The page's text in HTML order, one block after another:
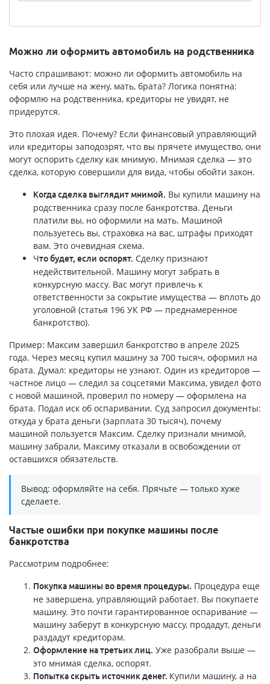
Можно ли оформить автомобиль на родственника
Часто спрашивают: можно ли оформить автомобиль на
себя или лучше на жену, мать, брата? Логика понятна:
оформлю на родственника, кредиторы не увидят, не
придерутся.
Это плохая идея. Почему? Если финансовый управляющий
или кредиторы заподозрят, что вы прячете имущество, они
могут оспорить сделку как мнимую. Мнимая сделка — это
сделка, которую совершили для вида, чтобы обойти закон.
Когда сделка выглядит мнимой. Вы купили машину на
родственника сразу после банкротства. Деньги
платили вы, но оформили на мать. Машиной
пользуетесь вы, страховка на вас, штрафы приходят
вам. Это очевидная схема.
Что будет, если оспорят. Сделку признают
недействительной. Машину могут забрать в
конкурсную массу. Вас могут привлечь к
ответственности за сокрытие имущества — вплоть до
уголовной (статья 196 УК РФ — преднамеренное
банкротство).
Пример: Максим завершил банкротство в апреле 2025
года. Через месяц купил машину за 700 тысяч, оформил на
брата. Думал: кредиторы не узнают. Один из кредиторов —
частное лицо — следил за соцсетями Максима, увидел фото
с новой машиной, проверил по номеру — оформлена на
брата. Подал иск об оспаривании. Суд запросил документы:
откуда у брата деньги (зарплата 30 тысяч), почему
машиной пользуется Максим. Сделку признали мнимой,
машину забрали, Максиму отказали в освобождении от
оставшихся обязательств.
Вывод: оформляйте на себя. Прячьте — только хуже
сделаете.
Частые ошибки при покупке машины после
банкротства
Рассмотрим подробнее:
Покупка машины во время процедуры. Процедура еще
не завершена, управляющий работает. Вы покупаете
машину. Это почти гарантированное оспаривание —
машину заберут в конкурсную массу, продадут, деньги
раздадут кредиторам.
Оформление на третьих лиц. Уже разобрали выше —
это мнимая сделка, оспорят.
Попытка скрыть источник денег. Купили машину, а на